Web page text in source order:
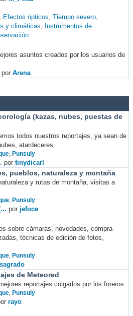
Efectos ópticos Tiempo severo
y climáticas
Instrumentos de
asuntos creados por los usuarios de
por Arena
(kazas, nubes, puestas de
todos nuestros reportajes, ya sean de
atardeceres...
, Punsuly
por tinydicarl
pueblos, naturaleza y montaña
y rutas de montaña, visitas a
, Punsuly
por jefoce
sobre cámaras, novedades, compra-
técnicas de edición de fotos,
, Punsuly
de Meteored
reportajes colgados por los foreros.
, Punsuly
rayo